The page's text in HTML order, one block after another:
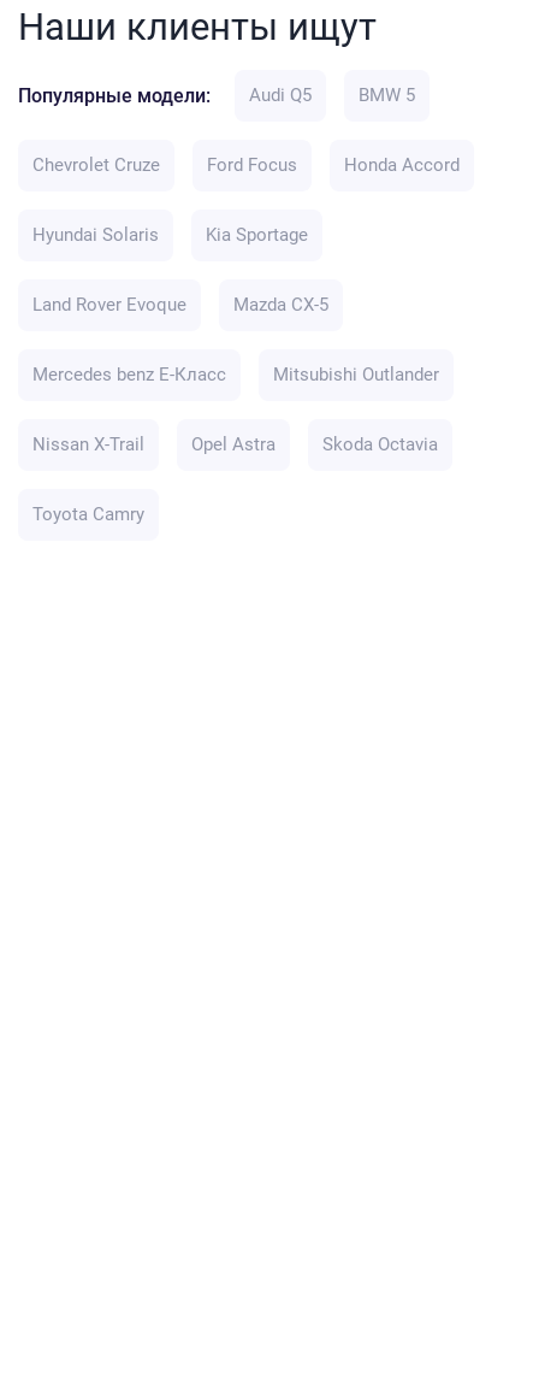
Наши клиенты ищут
Популярные модели: Audi Q5 BMW 5
Chevrolet Cruze Ford Focus Honda Accord
Hyundai Solaris Kia Sportage
Land Rover Evoque Mazda CX-5
Mercedes benz E-Класс Mitsubishi Outlander
Nissan X-Trail Opel Astra Skoda Octavia
Toyota Camry